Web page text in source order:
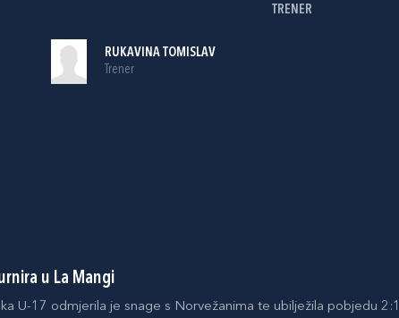
TRENER
RUKAVINA TOMISLAV
Trener
u La Mangi
U-17 odmjerila je snage s Norvežanima te ubilježila pobjedu